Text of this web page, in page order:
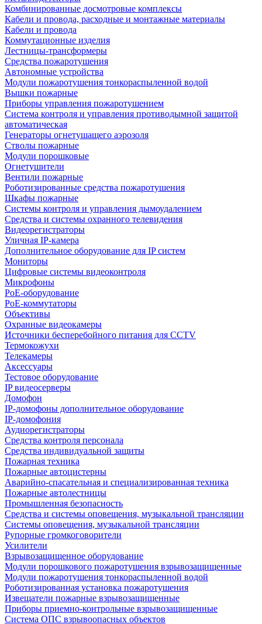
Комбинированные досмотровые комплексы
Кабели и провода, расходные и монтажные материалы
Кабели и провода
Коммутационные изделия
Лестницы-трансформеры
Средства пожаротушения
Автономные устройства
Модули пожаротушения тонкораспыленной водой
Вышки пожарные
Приборы управления пожаротушением
Система контроля и управления противодымной защитой
автоматическая
Генераторы огнетушащего аэрозоля
Стволы пожарные
Модули порошковые
Огнетушители
Вентили пожарные
Роботизированные средства пожаротушения
Шкафы пожарные
Системы контроля и управления дымоудалением
Средства и системы охранного телевидения
Видеорегистраторы
Уличная IP-камера
Дополнительное оборудование для IP систем
Мониторы
Цифровые системы видеоконтроля
Микрофоны
PoE-оборудование
PoE-коммутаторы
Объективы
Охранные видеокамеры
Источники бесперебойного питания для CCTV
Термокожухи
Телекамеры
Аксессуары
Тестовое оборудование
IP видеосерверы
Домофон
IP-домофоны дополнительное оборудование
IP-домофония
Аудиорегистраторы
Средства контроля персонала
Средства индивидуальной защиты
Пожарная техника
Пожарные автоцистерны
Аварийно-спасательная и специализированная техника
Пожарные автолестницы
Промышленная безопасность
Средства и системы оповещения, музыкальной трансляции
Системы оповещения, музыкальной трансляции
Рупорные громкоговорители
Усилители
Взрывозащищенное оборудование
Модули порошкового пожаротушения взрывозащищенные
Модули пожаротушения тонкораспыленной водой
Роботизированная установка пожаротушения
Извещатели пожарные взрывозащищенные
Приборы приемно-контрольные взрывозащищенные
Система ОПС взрывоопасных объектов